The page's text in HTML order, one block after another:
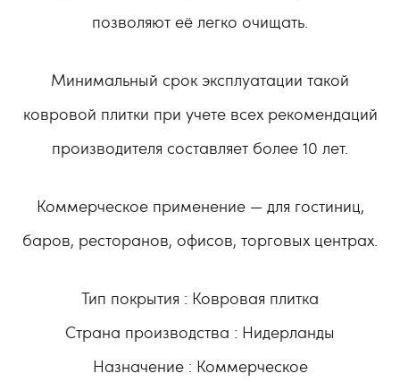
позволяют её легко очищать.
Минимальный срок эксплуатации такой
ковровой плитки при учете всех рекомендаций
производителя составляет более 10 лет.
Коммерческое применение — для гостиниц,
баров, ресторанов, офисов, торговых центрах.
Тип покрытия : Ковровая плитка
Страна производства : Нидерланды
Назначение : Коммерческое